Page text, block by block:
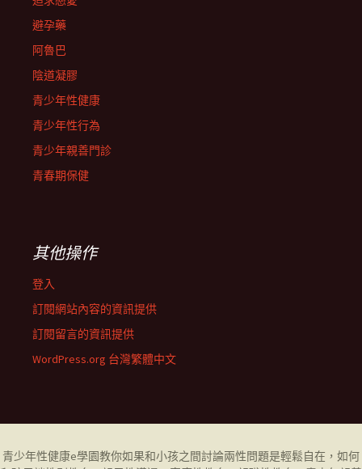
避孕藥
阿魯巴
陰道凝膠
青少年性健康
青少年性行為
青少年親善門診
青春期保健
其他操作
登入
訂閱網站內容的資訊提供
訂閱留言的資訊提供
WordPress.org 台灣繁體中文
青少年性健康e學園教你如果和小孩之間討論兩性問題是輕鬆自在，如何